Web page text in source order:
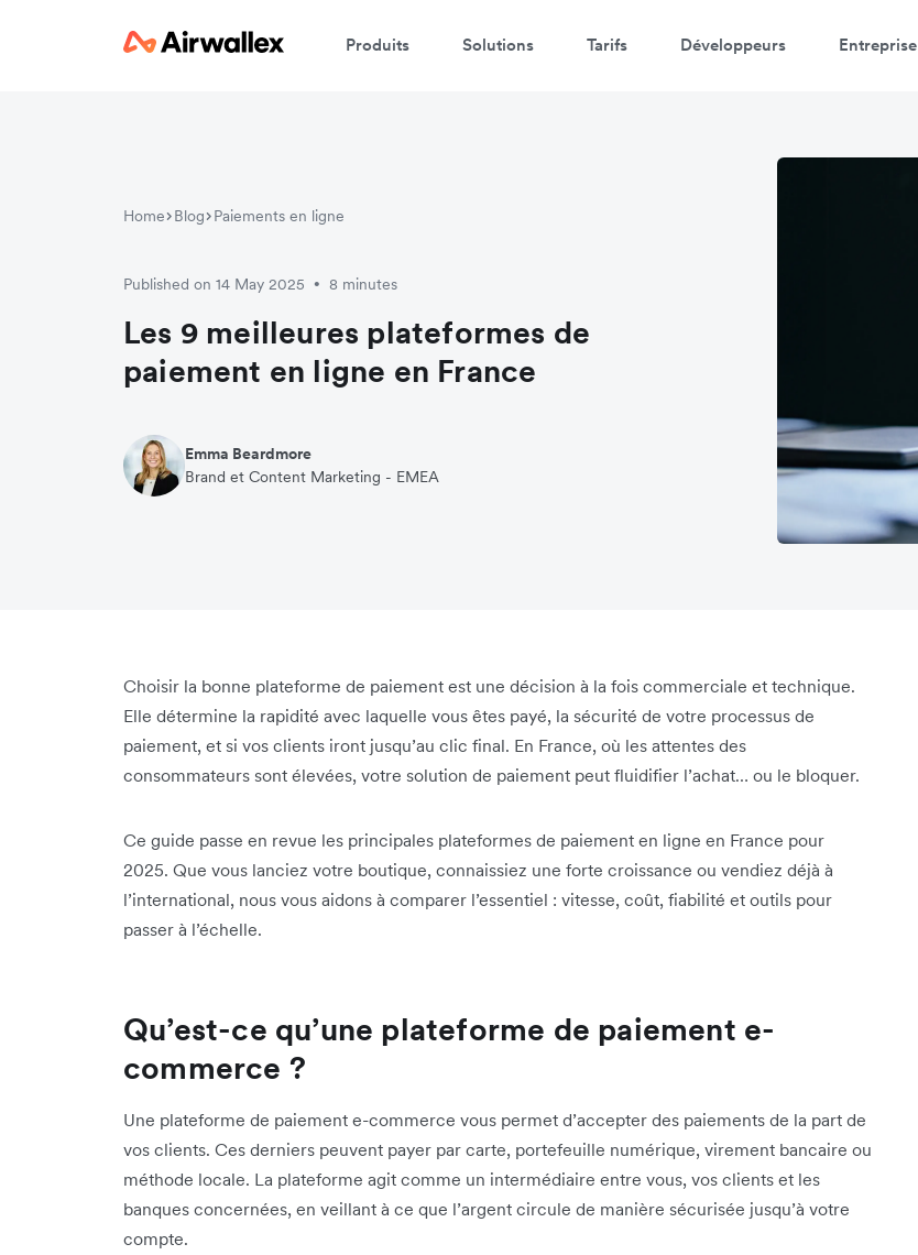
Produits Solutions Tarifs Développeurs Entreprise
Home Blog Paiements en ligne
Published on 14 May 2025 • 8 minutes
Les 9 meilleures plateformes de
paiement en ligne en France
Emma Beardmore
Brand et Content Marketing - EMEA
Choisir la bonne plateforme de paiement est une décision à la fois commerciale et technique.
Elle détermine la rapidité avec laquelle vous êtes payé, la sécurité de votre processus de
paiement, et si vos clients iront jusqu’au clic final. En France, où les attentes des
consommateurs sont élevées, votre solution de paiement peut fluidifier l’achat… ou le bloquer.
Ce guide passe en revue les principales plateformes de paiement en ligne en France pour
2025. Que vous lanciez votre boutique, connaissiez une forte croissance ou vendiez déjà à
l’international, nous vous aidons à comparer l’essentiel : vitesse, coût, fiabilité et outils pour
passer à l’échelle.
Qu’est-ce qu’une plateforme de paiement e-
commerce ?
Une plateforme de paiement e-commerce vous permet d’accepter des paiements de la part de
vos clients. Ces derniers peuvent payer par carte, portefeuille numérique, virement bancaire ou
méthode locale. La plateforme agit comme un intermédiaire entre vous, vos clients et les
banques concernées, en veillant à ce que l’argent circule de manière sécurisée jusqu’à votre
compte.